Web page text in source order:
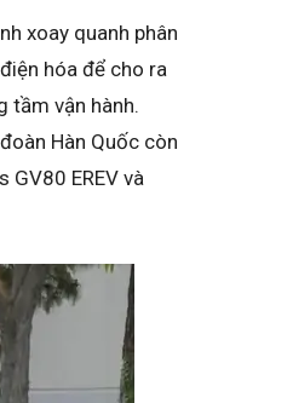
xoay quanh phân
hóa để cho ra
tầm vận hành.
Hàn Quốc còn
EREV và